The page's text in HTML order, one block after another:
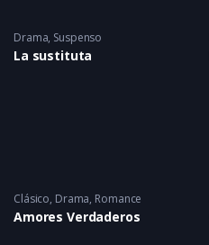
Drama, Suspenso
La sustituta
Clásico, Drama, Romance
Amores Verdaderos